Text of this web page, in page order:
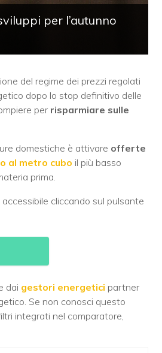
per l’autunno
del regime dei prezzi regolati
dopo lo stop definitivo delle
per risparmiare sulle
domestiche è attivare offerte
al metro cubo il più basso
prima.
accessibile cliccando sul pulsante
dai gestori energetici partner
Se non conosci questo
integrati nel comparatore,